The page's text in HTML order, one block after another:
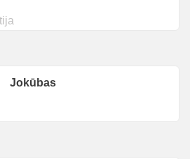
Jokūbas